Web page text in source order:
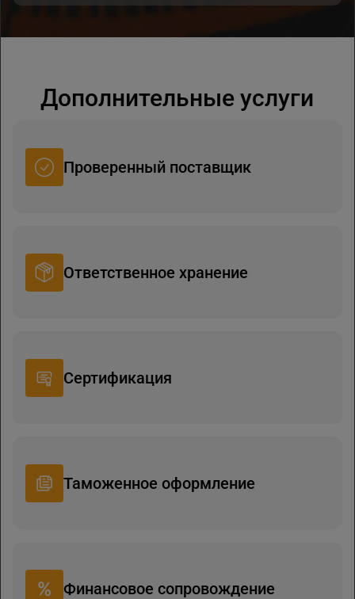
Дополнительные услуги
Проверенный поставщик
Ответственное хранение
Сертификация
Таможенное оформление
Финансовое сопровождение